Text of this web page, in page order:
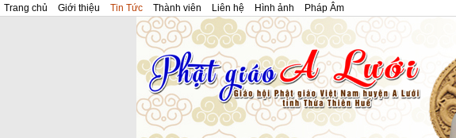
Trang chủ Giới thiệu Tin Tức Thành viên Liên hệ Hình ảnh Pháp Âm